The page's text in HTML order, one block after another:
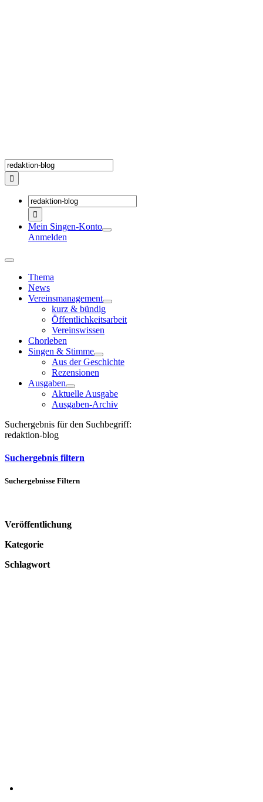
Suche
nach:
Suche
nach:
Mein Singen-Konto
Anmelden
Toggle
NavigationThema
News
Vereinsmanagement
kurz & bündig
Öffentlichkeitsarbeit
Vereinswissen
Chorleben
Singen & Stimme
Aus der Geschichte
Rezensionen
Ausgaben
Aktuelle Ausgabe
Ausgaben-Archiv
Suchergebnis für den Suchbegriff:
redaktion-blog
Suchergebnis filtern
Suchergebnisse Filtern
Veröffentlichung
Kategorie
Schlagwort